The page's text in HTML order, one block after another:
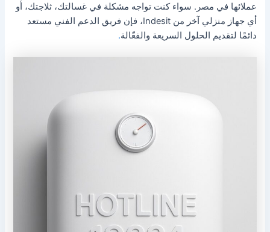
عملائها في مصر. سواء كنت تواجه مشكلة في غسالتك، ثلاجتك، أو
أي جهاز منزلي آخر من Indesit، فإن فريق الدعم الفني مستعد
دائمًا لتقديم الحلول السريعة والفعّالة.